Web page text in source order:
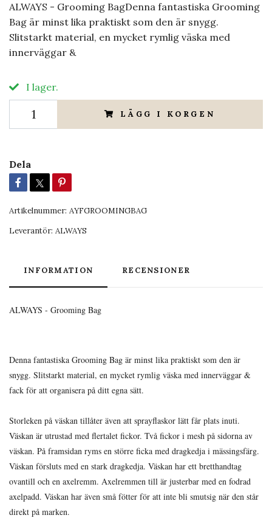
ALWAYS - Grooming BagDenna fantastiska Grooming
Bag är minst lika praktiskt som den är snygg.
Slitstarkt material, en mycket rymlig väska med
innerväggar &
I lager.
LÄGG I KORGEN
Dela
Artikelnummer: AYFGROOMINGBAG
Leverantör: ALWAYS
INFORMATION RECENSIONER
ALWAYS - Grooming Bag
Denna fantastiska Grooming Bag är minst lika praktiskt som den är
snygg. Slitstarkt material, en mycket rymlig väska med innerväggar &
fack för att organisera på ditt egna sätt.
Storleken på väskan tillåter även att sprayflaskor lätt får plats inuti.
Väskan är utrustad med flertalet fickor. Två fickor i mesh på sidorna av
väskan. På framsidan ryms en större ficka med dragkedja i mässingsfärg.
Väskan försluts med en stark dragkedja. Väskan har ett bretthandtag
ovantill och en axelremm. Axelremmen till är justerbar med en fodrad
axelpadd. Väskan har även små fötter för att inte bli smutsig när den står
direkt på marken.